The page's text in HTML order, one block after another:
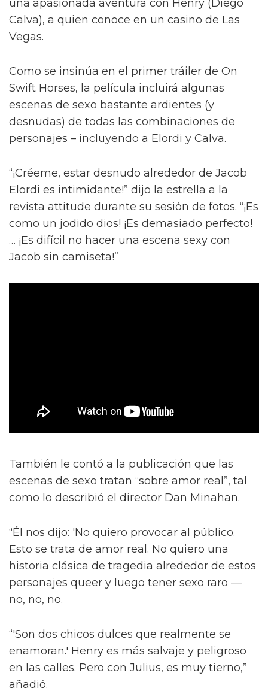
una apasionada aventura con Henry (Diego
Calva), a quien conoce en un casino de Las
Vegas.
Como se insinúa en el primer tráiler de On
Swift Horses, la película incluirá algunas
escenas de sexo bastante ardientes (y
desnudas) de todas las combinaciones de
personajes – incluyendo a Elordi y Calva.
“¡Créeme, estar desnudo alrededor de Jacob
Elordi es intimidante!” dijo la estrella a la
revista attitude durante su sesión de fotos. “¡Es
como un jodido dios! ¡Es demasiado perfecto!
… ¡Es difícil no hacer una escena sexy con
Jacob sin camiseta!”
También le contó a la publicación que las
escenas de sexo tratan “sobre amor real”, tal
como lo describió el director Dan Minahan.
“Él nos dijo: 'No quiero provocar al público.
Esto se trata de amor real. No quiero una
historia clásica de tragedia alrededor de estos
personajes queer y luego tener sexo raro —
no, no, no.
“'Son dos chicos dulces que realmente se
enamoran.' Henry es más salvaje y peligroso
en las calles. Pero con Julius, es muy tierno,”
añadió.